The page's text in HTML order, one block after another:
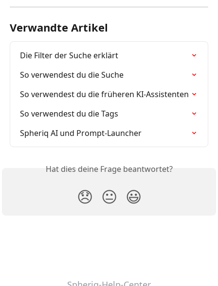
Verwandte Artikel
Die Filter der Suche erklärt
So verwendest du die Suche
So verwendest du die früheren KI-Assistenten
So verwendest du die Tags
Spheriq AI und Prompt-Launcher
Hat dies deine Frage beantwortet?
😞 😐 😃